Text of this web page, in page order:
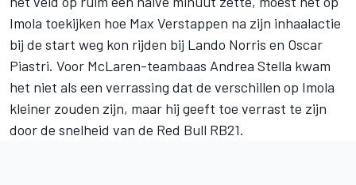
Imola toekijken hoe Max Verstappen na zijn inhaalactie
bij de start weg kon rijden bij Lando Norris en Oscar
Piastri. Voor McLaren-teambaas Andrea Stella kwam
het niet als een verrassing dat de verschillen op Imola
kleiner zouden zijn, maar hij geeft toe verrast te zijn
door de snelheid van de Red Bull RB21.